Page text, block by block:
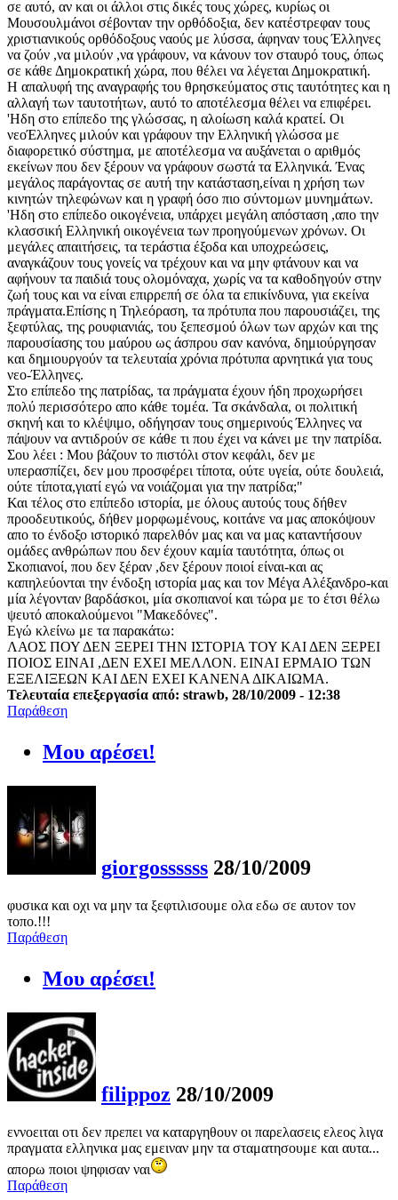
σε αυτό, αν και οι άλλοι στις δικές τους χώρες, κυρίως οι
Μουσουλμάνοι σέβονταν την ορθόδοξια, δεν κατέστρεφαν τους
χριστιανικούς ορθόδοξους ναούς με λύσσα, άφηναν τους Έλληνες
να ζούν ,να μιλούν ,να γράφουν, να κάνουν τον σταυρό τους, όπως
σε κάθε Δημοκρατική χώρα, που θέλει να λέγεται Δημοκρατική.
Η απαλυφή της αναγραφής του θρησκεύματος στις ταυτότητες και η
αλλαγή των ταυτοτήτων, αυτό το αποτέλεσμα θέλει να επιφέρει.
'Ηδη στο επίπεδο της γλώσσας, η αλοίωση καλά κρατεί. Οι
νεοΈλληνες μιλούν και γράφουν την Ελληνική γλώσσα με
διαφορετικό σύστημα, με αποτέλεσμα να αυξάνεται ο αριθμός
εκείνων που δεν ξέρουν να γράφουν σωστά τα Ελληνικά. Ένας
μεγάλος παράγοντας σε αυτή την κατάσταση,είναι η χρήση των
κινητών τηλεφώνων και η γραφή όσο πιο σύντομων μυνημάτων.
'Ηδη στο επίπεδο οικογένεια, υπάρχει μεγάλη απόσταση ,απο την
κλασσική Ελληνική οικογένεια των προηγούμενων χρόνων. Οι
μεγάλες απαιτήσεις, τα τεράστια έξοδα και υποχρεώσεις,
αναγκάζουν τους γονείς να τρέχουν και να μην φτάνουν και να
αφήνουν τα παιδιά τους ολομόναχα, χωρίς να τα καθοδηγούν στην
ζωή τους και να είναι επιρρεπή σε όλα τα επικίνδυνα, για εκείνα
πράγματα.Επίσης η Τηλεόραση, τα πρότυπα που παρουσιάζει, της
ξεφτύλας, της ρουφιανιάς, του ξεπεσμού όλων των αρχών και της
παρουσίασης του μαύρου ως άσπρου σαν κανόνα, δημιούργησαν
και δημιουργούν τα τελευταία χρόνια πρότυπα αρνητικά για τους
νεο-Έλληνες.
Στο επίπεδο της πατρίδας, τα πράγματα έχουν ήδη προχωρήσει
πολύ περισσότερο απο κάθε τομέα. Τα σκάνδαλα, οι πολιτική
σκηνή και το κλέψιμο, οδήγησαν τους σημερινούς Έλληνες να
πάψουν να αντιδρούν σε κάθε τι που έχει να κάνει με την πατρίδα.
Σου λέει : Μου βάζουν το πιστόλι στον κεφάλι, δεν με
υπερασπίζει, δεν μου προσφέρει τίποτα, ούτε υγεία, ούτε δουλειά,
ούτε τίποτα,γιατί εγώ να νοιάζομαι για την πατρίδα;"
Και τέλος στο επίπεδο ιστορία, με όλους αυτούς τους δήθεν
προοδευτικούς, δήθεν μορφωμένους, κοιτάνε να μας αποκόψουν
απο το ένδοξο ιστορικό παρελθόν μας και να μας καταντήσουν
ομάδες ανθρώπων που δεν έχουν καμία ταυτότητα, όπως οι
Σκοπιανοί, που δεν ξέραν ,δεν ξέρουν ποιοί είναι-και ας
καπηλεύονται την ένδοξη ιστορία μας και τον Μέγα Αλέξανδρο-και
μία λέγονταν βαρδάσκοι, μία σκοπιανοί και τώρα με το έτσι θέλω
ψευτό αποκαλούμενοι "Μακεδόνες".
Εγώ κλείνω με τα παρακάτω:
ΛΑΟΣ ΠΟΥ ΔΕΝ ΞΕΡΕΙ ΤΗΝ ΙΣΤΟΡΙΑ ΤΟΥ ΚΑΙ ΔΕΝ ΞΕΡΕΙ
ΠΟΙΟΣ ΕΙΝΑΙ ,ΔΕΝ ΕΧΕΙ ΜΕΛΛΟΝ. ΕΙΝΑΙ ΕΡΜΑΙΟ ΤΩΝ
ΕΞΕΛΙΞΕΩΝ ΚΑΙ ΔΕΝ ΕΧΕΙ ΚΑΝΕΝΑ ΔΙΚΑΙΩΜΑ.
Τελευταία επεξεργασία από: strawb, 28/10/2009 - 12:38
Παράθεση
Μου αρέσει!
giorgossssss 28/10/2009
φυσικα και οχι να μην τα ξεφτιλισουμε ολα εδω σε αυτον τον
τοπο.!!!
Παράθεση
Μου αρέσει!
filippoz 28/10/2009
εννοειται οτι δεν πρεπει να καταργηθουν οι παρελασεις ελεος λιγα
πραγματα ελληνικα μας εμειναν μην τα σταματησουμε και αυτα...
απορω ποιοι ψηφισαν ναι
Παράθεση